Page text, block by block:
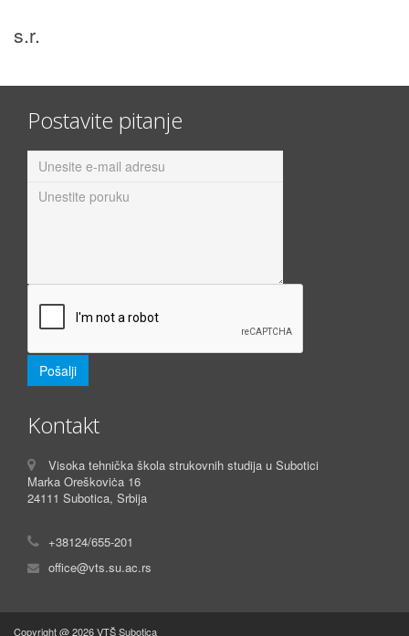
s.r.
Postavite pitanje
Kontakt
Visoka tehnička škola strukovnih studija u Subotici
Marka Oreškoviċa 16
24111 Subotica, Srbija
+38124/655-201
office@vts.su.ac.rs
Copyright @ 2026 VTŠ Subotica